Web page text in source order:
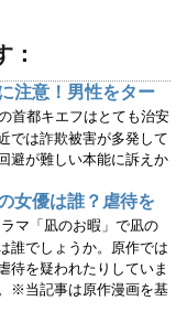
：
注意！男性をター
首都キエフはとても治安
では詐欺被害が多発して
避が難しい本能に訴えか
女優は誰？虐待を
マ「凪のお暇」で凪の
誰でしょうか。原作では
待を疑われたりしていま
※当記事は原作漫画を基